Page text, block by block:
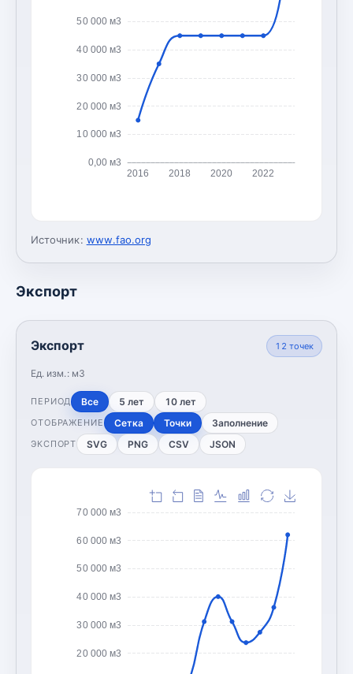
0,00 м3
10 000 м3
20 000 м3
30 000 м3
40 000 м3
50 000 м3
2016 2018 2020 2022
Источник: www.fao.org
Экспорт
Экспорт
Ед. изм.: м3
12 точек
ПЕРИОД Все 5 лет 10 лет
ОТОБРАЖЕНИЕ Сетка Точки Заполнение
ЭКСПОРТ SVG PNG CSV JSON
20 000 м3
30 000 м3
40 000 м3
50 000 м3
60 000 м3
70 000 м3